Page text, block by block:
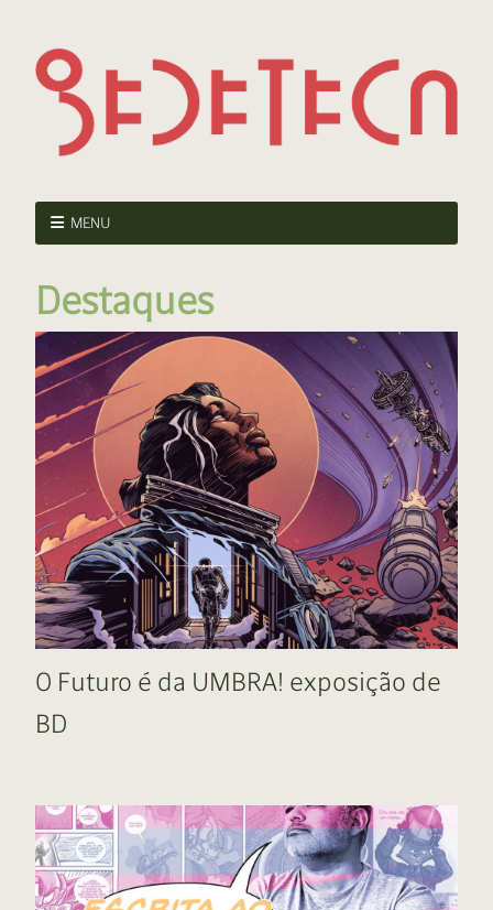
MENU
Destaques
O Futuro é da UMBRA! exposição de
BD